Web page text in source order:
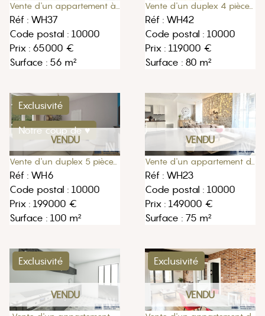
Vente d'un appartement à rénover 3 pièces 56m2 à Troyes
Réf : WH37
Code postal : 10000
Prix : 65000 €
Surface : 56 m²
Vente d'un duplex 4 pièces 80m2 56,02 loi carrez à Troyes
Réf : WH42
Code postal : 10000
Prix : 119000 €
Surface : 80 m²
Exclusivité
Notre coup de ♥
VENDU
Vente d'un duplex 5 pièces à Troyes quartier Paix
Réf : WH6
Code postal : 10000
Prix : 199000 €
Surface : 100 m²
VENDU
Vente d'un appartement de 75m2 à Troyes
Réf : WH23
Code postal : 10000
Prix : 149000 €
Surface : 75 m²
Exclusivité
VENDU
Exclusivité
VENDU